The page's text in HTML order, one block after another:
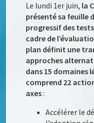
Le lundi 1er juin, la
présenté sa feuille
progressif des
cadre de
plan définit une
approches
dans 15 domaines
comprend 22
axes:
Accélérer le